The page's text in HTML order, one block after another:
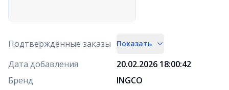
Подтверждённые заказы Показать
Дата добавления
20.02.2026 18:00:42
Бренд
INGCO